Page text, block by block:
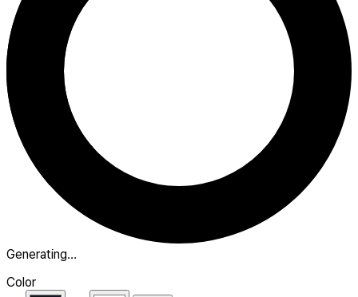
Generating…
Color